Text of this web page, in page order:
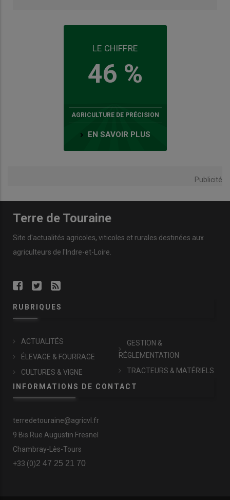
LE CHIFFRE
46 %
AGRICULTURE DE PRÉCISION
EN SAVOIR PLUS
Publicité
Terre de Touraine
Site d'actualités agricoles, viticoles et rurales destinées aux
agriculteurs de l'Indre-et-Loire.
RUBRIQUES
ACTUALITÉS
ÉLEVAGE & FOURRAGE
CULTURES & VIGNE
GESTION &
RÉGLEMENTATION
TRACTEURS & MATÉRIELS
INFORMATIONS DE CONTACT
terredetouraine@agricvl.fr
9 Bis Rue Augustin Fresnel
Chambray-Lès-Tours
+33 (0)2 47 25 21 70